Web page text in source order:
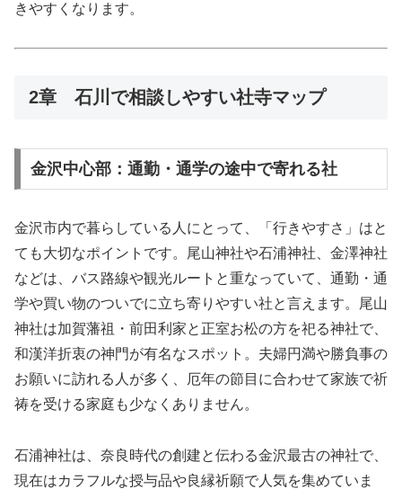
きやすくなります。
2章 石川で相談しやすい社寺マップ
金沢中心部：通勤・通学の途中で寄れる社
金沢市内で暮らしている人にとって、「行きやすさ」はと
ても大切なポイントです。尾山神社や石浦神社、金澤神社
などは、バス路線や観光ルートと重なっていて、通勤・通
学や買い物のついでに立ち寄りやすい社と言えます。尾山
神社は加賀藩祖・前田利家と正室お松の方を祀る神社で、
和漢洋折衷の神門が有名なスポット。夫婦円満や勝負事の
お願いに訪れる人が多く、厄年の節目に合わせて家族で祈
祷を受ける家庭も少なくありません。
石浦神社は、奈良時代の創建と伝わる金沢最古の神社で、
現在はカラフルな授与品や良縁祈願で人気を集めていま